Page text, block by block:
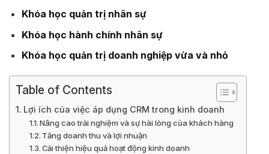
Khóa học quản trị nhân sự
Khóa học hành chính nhân sự
Khóa học quản trị doanh nghiệp vừa và nhỏ
Table of Contents
Lợi ích của việc áp dụng CRM trong kinh doanh
Nâng cao trải nghiệm và sự hài lòng của khách hàng
Tăng doanh thu và lợi nhuận
Cải thiện hiệu quả hoạt động kinh doanh